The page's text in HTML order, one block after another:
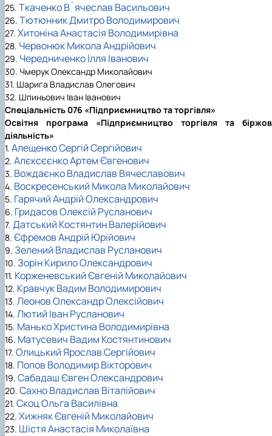
25. Ткаченко В`ячеслав Васильович
26. Тютюнник Дмитро Володимирович
27. Хитоніна Анастасія Володимирівна
28. Червонюк Микола Андрійович
29. Чередниченко Ілля Іванович
30. Чмерук Олександр Миколайович
31. Шарига Владислав Олегович
32. Шпиньович Іван Іванович
Спеціальність 076 «Підприємництво та торгівля»
Освітня програма «Підприємництво торгівля та
діяльність»
1. Алещенко Сергій Сергійович
2. Алєксєєнко Артем Євгенович
3. Вождаєнко Владислав Вячеславович
4. Воскресенський Микола Миколайович
5. Гарячий Андрій Олександрович
6. Гридасов Олексій Русланович
7. Датський Костянтин Валерійович
8. Єфремов Андрій Юрійович
9. Зелений Владислав Русланович
10. Зорін Кирило Олександрович
11. Корженевський Євгеній Миколайович
12. Кравчук Вадим Володимирович
13. Леонов Олександр Олексійович
14. Лютий Іван Русланович
15. Манько Христина Володимирівна
16. Матусевич Вадим Костянтинович
17. Олицький Ярослав Сергійович
18. Попов Володимир Вікторович
19. Сабадаш Євген Олександрович
20. Сахно Владислав Віталійович
21. Скоц Ольга Василівна
22. Хижняк Євгеній Миколайович
23. Шістя Анастасія Миколаївна